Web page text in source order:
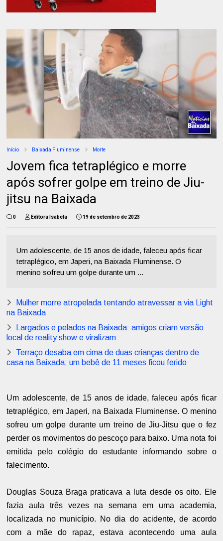
Início Baixada Fluminense Morte
Jovem fica tetraplégico e morre
após sofrer golpe em treino de Jiu-
jitsu na Baixada
0 Editora Isabela 19 de setembro de 2023
Um adolescente, de 15 anos de idade, faleceu após ficar
tetraplégico, em Japeri, na Baixada Fluminense. O
menino sofreu um golpe durante um ...
Mulher morre atropelada tentando atravessar a via Light
na Baixada
Largados e pelados na Baixada: amigos criam versão
local de reality show e viralizam
Terraço desaba em cima de duas crianças dentro de
casa na Baixada; um bebê de 11 meses ficou ferido
Um adolescente, de 15 anos de idade, faleceu após ficar
tetraplégico, em Japeri, na Baixada Fluminense. O menino
sofreu um golpe durante um treino de Jiu-Jitsu que o fez
perder os movimentos do pescoço para baixo. Uma nota foi
emitida pelo colégio do estudante informando sobre o
falecimento.
Douglas Souza Braga praticava a luta desde os oito. Ele
fazia aula três vezes na semana em uma academia,
localizada no município. No dia do acidente, de acordo
com a mãe do rapaz, estava acontecendo uma aula